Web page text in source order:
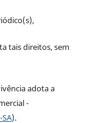
tais direitos, sem
adota a
-
SA).